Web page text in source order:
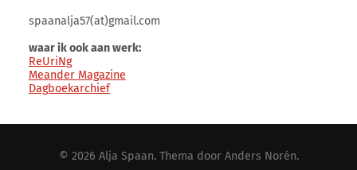
spaanalja57(at)gmail.com
waar ik ook aan werk:
ReUriNg
Meander Magazine
Dagboekarchief
© 2026 Alja Spaan. Thema door Anders Norén.